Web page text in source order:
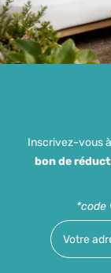
Inscrivez-vous
bon de
*code